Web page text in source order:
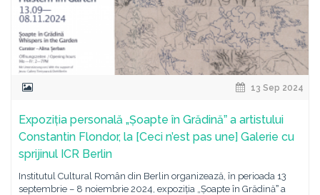
13 Sep 2024
Expoziția personală „Șoapte în Grădinăˮ a artistului
Constantin Flondor, la [Ceci n’est pas une] Galerie cu
sprijinul ICR Berlin
Institutul Cultural Român din Berlin organizează, în perioada 13
septembrie – 8 noiembrie 2024, expoziția „Șoapte în Grădinăˮ a